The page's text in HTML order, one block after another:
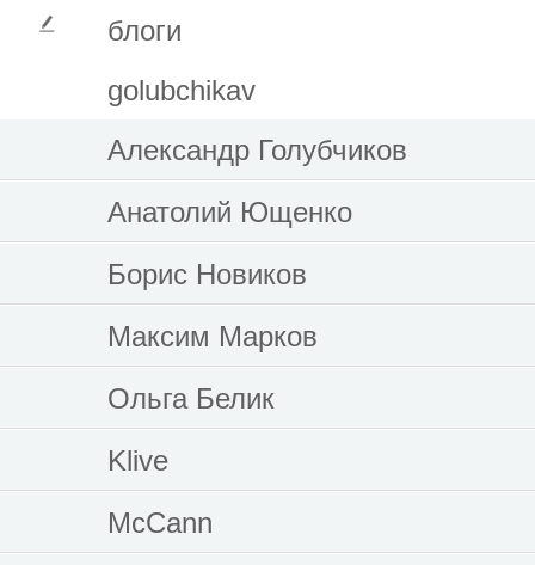
блоги
golubchikav
Александр Голубчиков
Анатолий Ющенко
Борис Новиков
Максим Марков
Ольга Белик
Klive
McCann